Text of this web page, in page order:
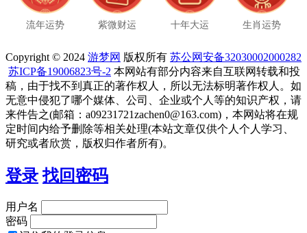
流年运势 紫微财运 十年大运 生肖运势
Copyright © 2024 游梦网 版权所有 苏公网安备32030002000282
苏ICP备19006823号-2 本网站有部分内容来自互联网转载和投
稿，由于找不到真正的著作权人，所以无法标明著作权人。如
无意中侵犯了哪个媒体、公司、企业或个人等的知识产权，请
来件告之(邮箱：a09231721zachen0@163.com)，本网站将在规
定时间内给予删除等相关处理(本站文章仅供个人个人学习、
研究或者欣赏，版权归作者所有)。
登录 找回密码
用户名
密码